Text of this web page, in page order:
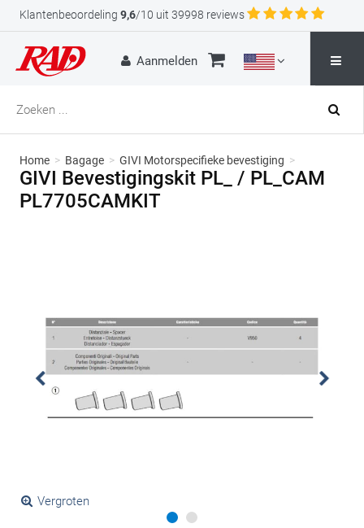
Klantenbeoordeling 9,6/10 uit 39998 reviews
Aanmelden
Home > Bagage > GIVI Motorspecifieke bevestiging >
GIVI Bevestigingskit PL_ / PL_CAM
PL7705CAMKIT
Vergroten